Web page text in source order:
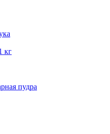
кг
пудра